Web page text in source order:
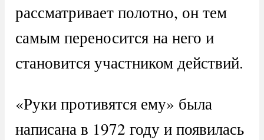
рассматривает полотно, он тем
самым переносится на него и
становится участником действий.
«Руки противятся ему» была
написана в 1972 году и появилась